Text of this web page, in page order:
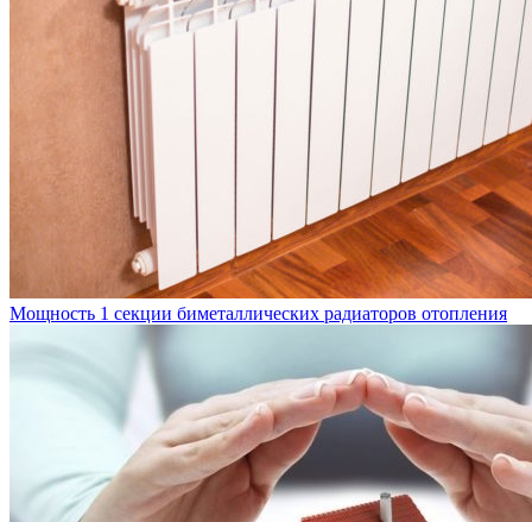
Мощность 1 секции биметаллических радиаторов отопления